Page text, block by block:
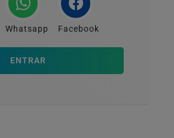
Whatsapp Facebook
ENTRAR